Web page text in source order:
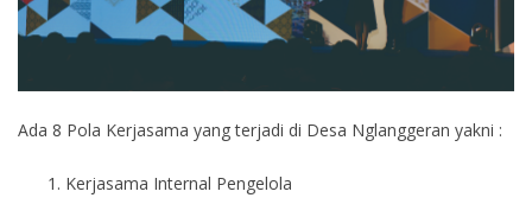
Ada 8 Pola Kerjasama yang terjadi di Desa Nglanggeran yakni :
Kerjasama Internal Pengelola